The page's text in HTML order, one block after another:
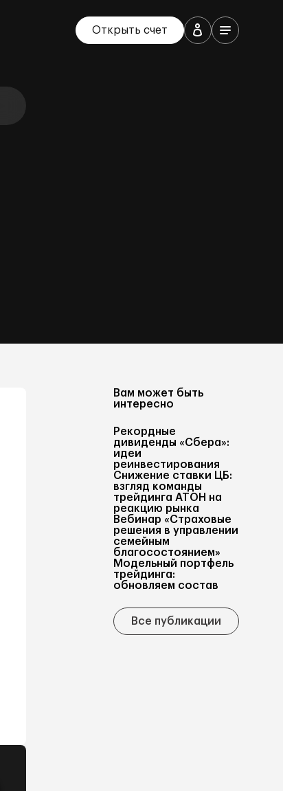
Открыть счет
Вам может быть
интересно
Рекордные
дивиденды «Сбера»:
идеи
реинвестирования
Снижение ставки ЦБ:
взгляд команды
трейдинга АТОН на
реакцию рынка
Вебинар «Страховые
решения в управлении
семейным
благосостоянием»
Модельный портфель
трейдинга:
обновляем состав
Все публикации